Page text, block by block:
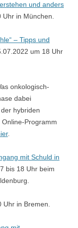
und anders
in München.
– Tipps und
um 18 Uhr
onkologisch-
dabei
hybriden
Programm
.
mit Schuld in
bis 18 Uhr beim
Uhr in Bremen.